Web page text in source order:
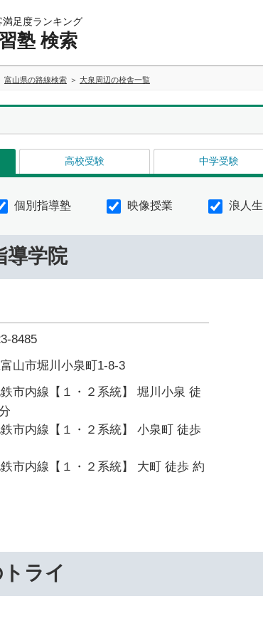
満足度ランキング
塾 検索
富山県の路線検索 大泉周辺の校舎一覧
高校受験 中学受験
個別指導塾 映像授業 浪人生
導学院
8485
山市堀川小泉町1-8-3
市内線【１・２系統】 堀川小泉 徒
市内線【１・２系統】 小泉町 徒歩
市内線【１・２系統】 大町 徒歩 約
ライ